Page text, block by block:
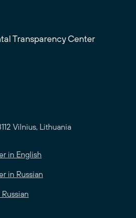
Transparency Center
Vilnius, Lithuania
in English
in Russian